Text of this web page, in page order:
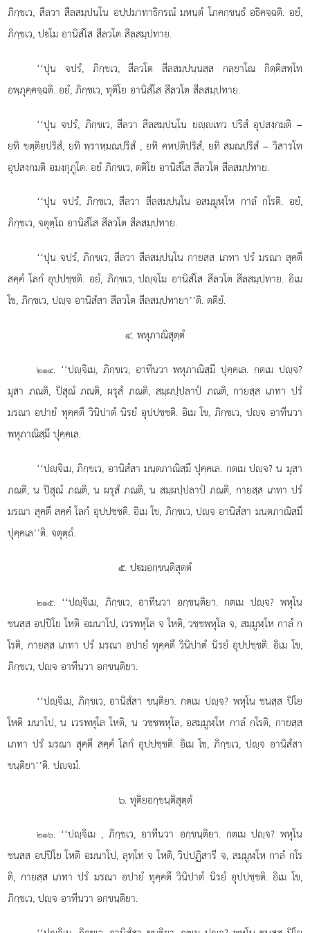
ภิกฺขเว, สีลวา สีลสมฺปนฺโน อปฺปมาทาธิกรณํ มหนฺตํ โภคกฺขนฺธํ อธิคจฺฉติ. อยํ,
ภิกฺขเว, ปโม อานิสํโส สีลวโต สีลสมฺปทาย.
‘‘ปุน จปรํ, ภิกฺขเว, สีลวโต สีลสมฺปนฺนสฺส กลฺยาโณ กิตฺติสทฺโท
อพฺภุคฺคจฺฉติ. อยํ, ภิกฺขเว, ทุติโย อานิสํโส สีลวโต สีลสมฺปทาย.
‘‘ปุน จปรํ, ภิกฺขเว, สีลวา สีลสมฺปนฺโน ยฺเทว ปริสํ อุปสงฺกมติ –
ยทิ ขตฺติยปริสํ, ยทิ พฺราหฺมณปริสํ , ยทิ คหปติปริสํ, ยทิ สมณปริสํ – วิสารโท
อุปสงฺกมติ อมงฺกุภูโต. อยํ ภิกฺขเว, ตติโย อานิสํโส สีลวโต สีลสมฺปทาย.
‘‘ปุน จปรํ, ภิกฺขเว, สีลวา สีลสมฺปนฺโน อสมฺมูฬฺโห กาลํ กโรติ. อยํ,
ภิกฺขเว, จตุตฺโถ อานิสํโส สีลวโต สีลสมฺปทาย.
‘‘ปุนจปรํ, ภิกฺขเว, สีลวา สีลสมฺปนฺโน กายสฺส เภทา ปรํ มรณา สุคตึ
สคฺคํ โลกํ อุปปชฺชติ. อยํ, ภิกฺขเว, ปฺจโม อานิสํโส สีลวโต สีลสมฺปทาย. อิเม
โข, ภิกฺขเว, ปฺจ อานิสํสา สีลวโต สีลสมฺปทายา’’ติ. ตติยํ.
๔. พหุภาณิสุตฺตํ
๒๑๔. ‘‘ปฺจิเม, ภิกฺขเว, อาทีนวา พหุภาณิสฺมึ ปุคฺคเล. กตเม ปฺจ?
มุสา ภณติ, ปิสุณํ ภณติ, ผรุสํ ภณติ, สมฺผปฺปลาปํ ภณติ, กายสฺส เภทา ปรํ
มรณา อปายํ ทุคฺคตึ วินิปาตํ นิรยํ อุปปชฺชติ. อิเม โข, ภิกฺขเว, ปฺจ อาทีนวา
พหุภาณิสฺมึ ปุคฺคเล.
‘‘ปฺจิเม, ภิกฺขเว, อานิสํสา มนฺตภาณิสฺมึ ปุคฺคเล. กตเม ปฺจ? น มุสา
ภณติ, น ปิสุณํ ภณติ, น ผรุสํ ภณติ, น สมฺผปฺปลาปํ ภณติ, กายสฺส เภทา ปรํ
มรณา สุคตึ สคฺคํ โลกํ อุปปชฺชติ. อิเม โข, ภิกฺขเว, ปฺจ อานิสํสา มนฺตภาณิสฺมึ
ปุคฺคเล’’ติ. จตุตฺถํ.
๕. ปมอกฺขนฺติสุตฺตํ
๒๑๕. ‘‘ปฺจิเม, ภิกฺขเว, อาทีนวา อกฺขนฺติยา. กตเม ปฺจ? พหุโน
ชนสฺส อปฺปิโย โหติ อมนาโป, เวรพหุโล จ โหติ, วชฺชพหุโล จ, สมฺมูฬฺโห กาลํ ก
โรติ, กายสฺส เภทา ปรํ มรณา อปายํทุคฺคตึ วินิปาตํ นิรยํ อุปปชฺชติ. อิเม โข,
ภิกฺขเว, ปฺจ อาทีนวา อกฺขนฺติยา.
‘‘ปฺจิเม, ภิกฺขเว, อานิสํสา ขนฺติยา. กตเม ปฺจ? พหุโน ชนสฺส ปิโย
โหติ มนาโป, น เวรพหุโล โหติ, น วชฺชพหุโล, อสมฺมูฬฺโห กาลํ กโรติ, กายสฺส
เภทา ปรํ มรณา สุคตึ สคฺคํ โลกํ อุปปชฺชติ. อิเม โข, ภิกฺขเว, ปฺจ อานิสํสา
ขนฺติยา’’ติ. ปฺจมํ.
๖. ทุติยอกฺขนฺติสุตฺตํ
๒๑๖. ‘‘ปฺจิเม, ภิกฺขเว, อาทีนวา อกฺขนฺติยา. กตเม ปฺจ? พหุโน
ชนสฺส อปฺปิโย โหติ อมนาโป, ลุทฺโท จ โหติ, วิปฺปฏิสารี จ, สมฺมูฬฺโห กาลํ กโร
ติ, กายสฺส เภทา ปรํ มรณา อปายํ ทุคฺคตึ วินิปาตํ นิรยํ อุปปชฺชติ. อิเม โข,
ภิกฺขเว, ปฺจ อาทีนวา อกฺขนฺติยา.